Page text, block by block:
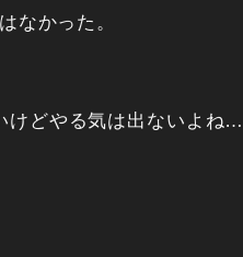
なかった。
けどやる気は出ないよね…